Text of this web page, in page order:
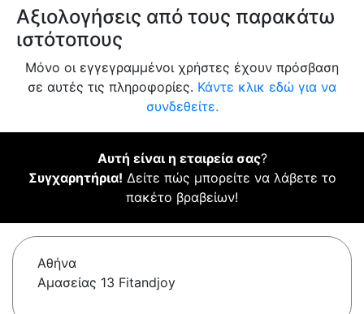
Αξιολογήσεις από τους παρακάτω
ιστότοπους
Μόνο οι εγγεγραμμένοι χρήστες έχουν πρόσβαση
σε αυτές τις πληροφορίες. Κάντε κλικ εδώ για να
συνδεθείτε.
Αυτή είναι η εταιρεία σας?
Συγχαρητήρια! Δείτε πώς μπορείτε να λάβετε το
πακέτο βραβείων!
Αθήνα
Αμασείας 13 Fitandjoy